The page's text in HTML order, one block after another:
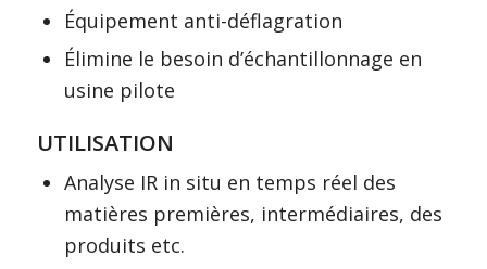
Équipement anti-déflagration
Élimine le besoin d’échantillonnage en
usine pilote
UTILISATION
Analyse IR in situ en temps réel des
matières premières, intermédiaires, des
produits etc.